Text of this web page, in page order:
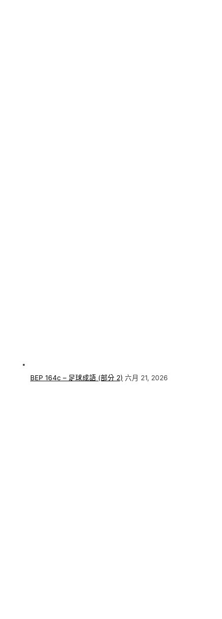
BEP 164c – 足球成語 (部分 2) 六月 21, 2026